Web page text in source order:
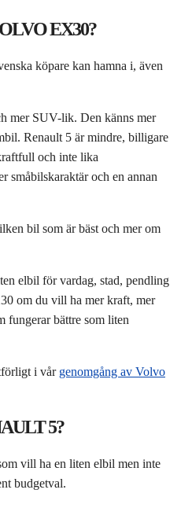
EX30?
köpare kan hamna i, även
mer SUV-lik. Den känns mer
Renault 5 är mindre, billigare
och inte lika
småbilskaraktär och en annan
bil som är bäst och mer om
elbil för vardag, stad, pendling
om du vill ha mer kraft, mer
fungerar bättre som liten
i vår genomgång av Volvo
5?
vill ha en liten elbil men inte
budgetval.